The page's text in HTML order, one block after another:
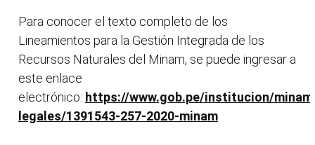
Para conocer el texto completo de los
Lineamientos para la Gestión Integrada de los
Recursos Naturales del Minam, se puede ingresar a
este enlace
electrónico: https://www.gob.pe/institucion/
legales/1391543-257-2020-minam